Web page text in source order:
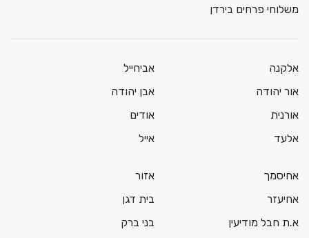
משלוחי פרחים בירדן
אלקנה
אור יהודה
אורנית
אלעד
אביחייל
אבן יהודה
אודים
אייל
אחיסמך
אחיעזר
א.ת חבל מודיעין
אזור
בית דגן
בני ברק